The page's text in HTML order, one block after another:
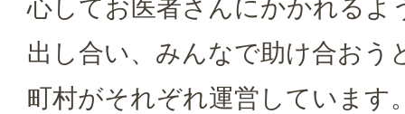
心してお医者さんにかかれるよ
出し合い、みんなで助け合おう
町村がそれぞれ運営しています